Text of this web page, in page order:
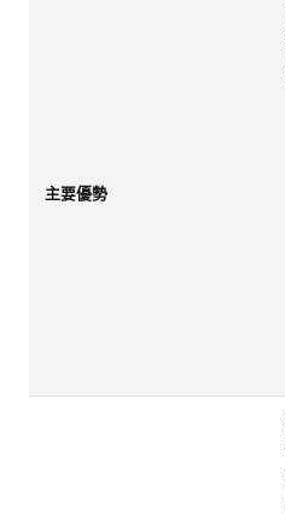
主要優勢